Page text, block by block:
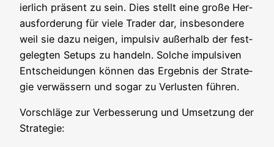
ier­lich prä­sent zu sein. Dies stellt eine gro­ße Her­
aus­for­de­rung für vie­le Trader dar, ins­be­son­de­re
weil sie dazu nei­gen, impul­siv außer­halb der fest­
ge­leg­ten Set­ups zu han­deln. Sol­che impul­si­ven
Ent­schei­dun­gen kön­nen das Ergeb­nis der Stra­te­
gie ver­wäs­sern und sogar zu Ver­lus­ten führen.
Vor­schlä­ge zur Ver­bes­se­rung und Umset­zung der
Strategie: